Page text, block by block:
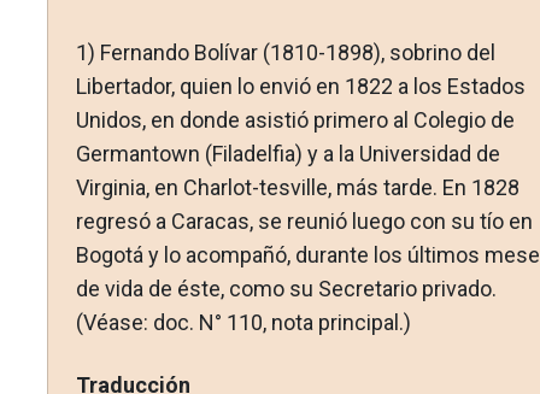
1) Fernando Bolívar (1810-1898), sobrino del
Libertador, quien lo envió en 1822 a los Estados
Unidos, en donde asistió primero al Colegio de
Germantown (Filadelfia) y a la Universidad de
Virginia, en Charlot-tesville, más tarde. En 1828
regresó a Caracas, se reunió luego con su tío en
Bogotá y lo acompañó, durante los últimos
de vida de éste, como su Secretario privado.
(Véase: doc. N° 110, nota principal.)
Traducción